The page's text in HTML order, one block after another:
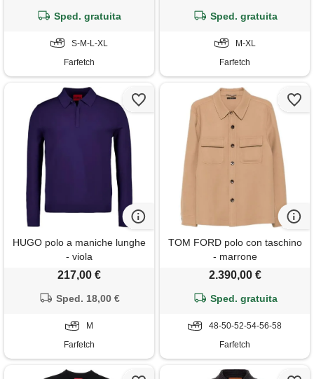
Sped. gratuita
S-M-L-XL
Farfetch
Sped. gratuita
M-XL
Farfetch
HUGO polo a maniche lunghe
- viola
217,00 €
Sped. 18,00 €
M
Farfetch
TOM FORD polo con taschino
- marrone
2.390,00 €
Sped. gratuita
48-50-52-54-56-58
Farfetch